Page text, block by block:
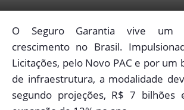
O Seguro Garantia vive um
crescimento no Brasil.
Licitações, pelo Novo PAC e por um
de infraestrutura, a modalidade
segundo projeções, R$ 7 bilhões